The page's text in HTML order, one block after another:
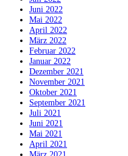
Juni 2022
Mai 2022
April 2022
März 2022
Februar 2022
Januar 2022
Dezember 2021
November 2021
Oktober 2021
September 2021
Juli 2021
Juni 2021
Mai 2021
April 2021
März 2021